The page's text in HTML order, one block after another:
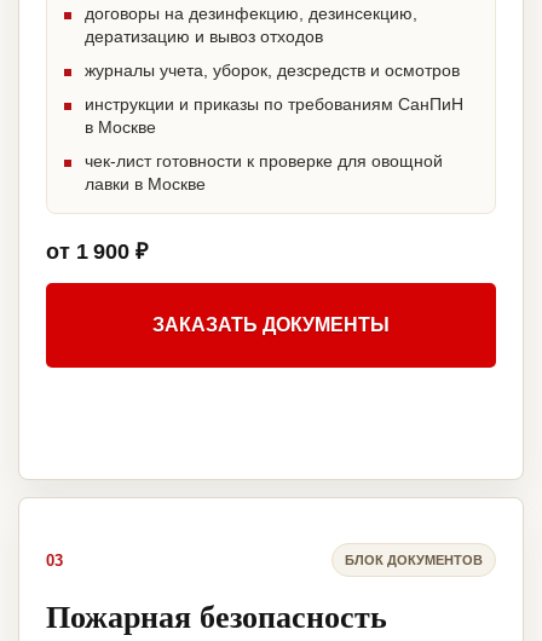
договоры на дезинфекцию, дезинсекцию,
дератизацию и вывоз отходов
журналы учета, уборок, дезсредств и осмотров
инструкции и приказы по требованиям СанПиН
в Москве
чек-лист готовности к проверке для овощной
лавки в Москве
от 1 900 ₽
ЗАКАЗАТЬ ДОКУМЕНТЫ
03 БЛОК ДОКУМЕНТОВ
Пожарная безопасность